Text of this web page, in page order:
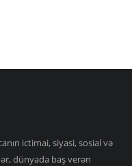
ictimai, siyasi, sosial və
dünyada baş verən